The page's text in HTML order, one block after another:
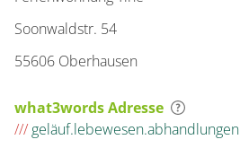
Soonwaldstr. 54
55606 Oberhausen
what3words Adresse
/// geläuf.lebewesen.abhandlungen